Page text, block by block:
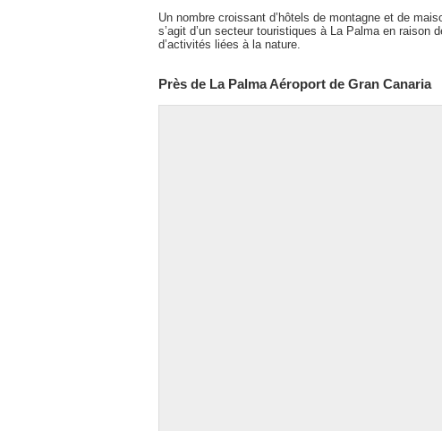
Un nombre croissant d’hôtels de montagne et de
s’agit d’un secteur touristiques à La Palma en
d’activités liées à la nature.
Près de La Palma Aéroport de Gran Canaria